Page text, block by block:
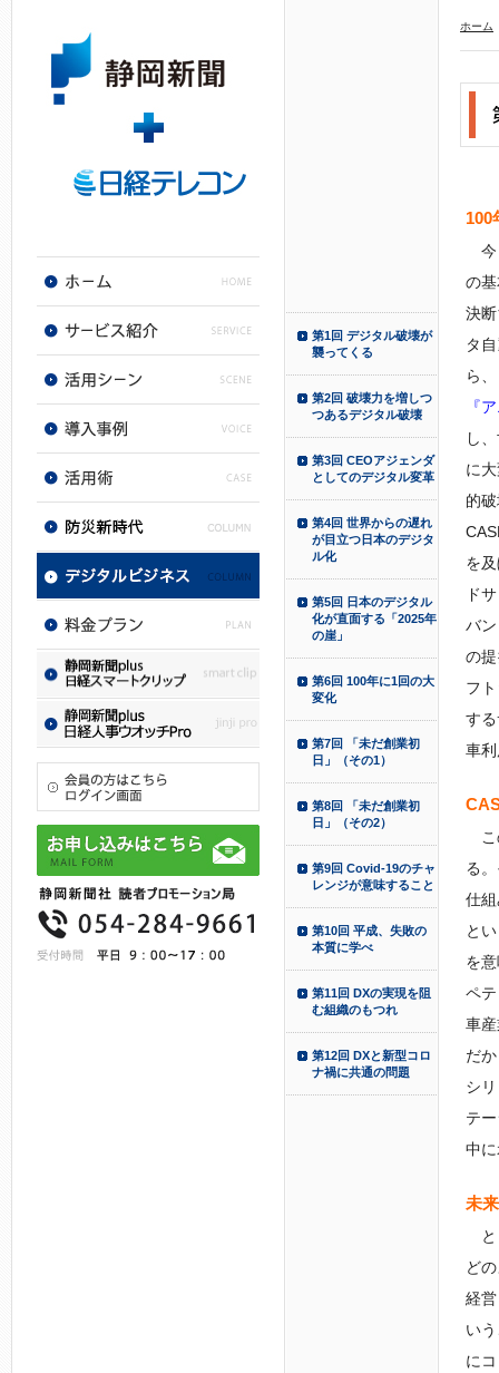
第1回 デジタル破壊が
襲ってくる
第2回 破壊力を増しつ
つあるデジタル破壊
第3回 CEOアジェンダ
としてのデジタル変革
第4回 世界からの遅れ
が目立つ日本のデジタ
ル化
第5回 日本のデジタル
化が直面する「2025年
の崖」
第6回 100年に1回の大
変化
第7回 「未だ創業初
日」（その1）
第8回 「未だ創業初
日」（その2）
第9回 Covid-19のチャ
レンジが意味すること
第10回 平成、失敗の
本質に学べ
第11回 DXの実現を阻
む組織のもつれ
第12回 DXと新型コロ
ナ禍に共通の問題
ホーム
100
今
の
決
タ
ら
『
し
に
的
を
ド
バ
の
フ
す
車
こ
る
仕
と
を
ペ
車
だ
シ
テ
中
未
と
ど
経
い
に